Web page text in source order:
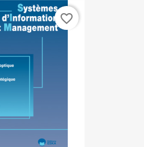
favorite_border